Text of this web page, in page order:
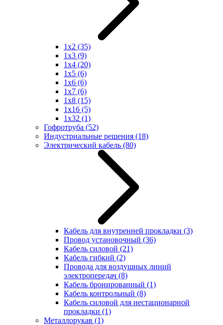
1x2 (35)
1x3 (9)
1x4 (20)
1x5 (6)
1x6 (6)
1x7 (6)
1x8 (15)
1x16 (5)
1x32 (1)
Гофротруба (52)
Индустриальные решения (18)
Электрический кабель (80)
Кабель для внутренней прокладки (3)
Провод установочный (36)
Кабель силовой (21)
Кабель гибкий (2)
Провода для воздушных линий
электропередач (8)
Кабель бронированный (1)
Кабель контрольный (8)
Кабель силовой для нестационарной
прокладки (1)
Металлорукав (1)